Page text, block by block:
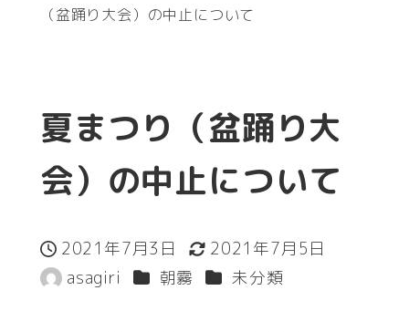
（盆踊り大会）の中止について
夏まつり（盆踊り大
会）の中止について
投稿日
2021年7月3日
更新日
2021年7月5日
著
asagiri カテゴリー
朝霧 カテゴリー
未分類